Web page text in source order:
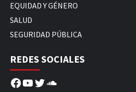
EQUIDAD Y GÉNERO
SALUD
SEGURIDAD PÚBLICA
REDES SOCIALES
Facebook
YouTube
Twitter
SoundCloud